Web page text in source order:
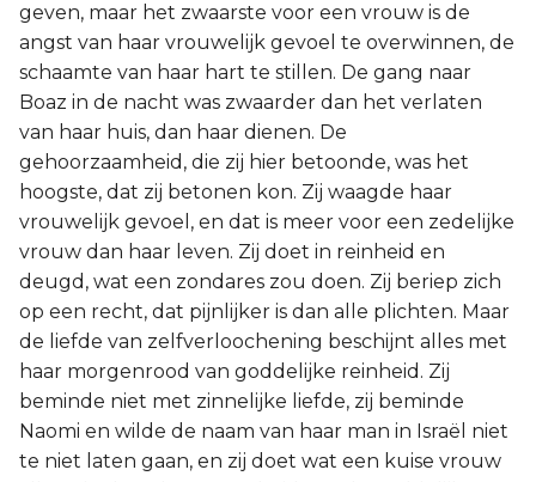
geven, maar het zwaarste voor een vrouw is de
angst van haar vrouwelijk gevoel te overwinnen, de
schaamte van haar hart te stillen. De gang naar
Boaz in de nacht was zwaarder dan het verlaten
van haar huis, dan haar dienen. De
gehoorzaamheid, die zij hier betoonde, was het
hoogste, dat zij betonen kon. Zij waagde haar
vrouwelijk gevoel, en dat is meer voor een zedelijke
vrouw dan haar leven. Zij doet in reinheid en
deugd, wat een zondares zou doen. Zij beriep zich
op een recht, dat pijnlijker is dan alle plichten. Maar
de liefde van zelfverloochening beschijnt alles met
haar morgenrood van goddelijke reinheid. Zij
beminde niet met zinnelijke liefde, zij beminde
Naomi en wilde de naam van haar man in Israël niet
te niet laten gaan, en zij doet wat een kuise vrouw